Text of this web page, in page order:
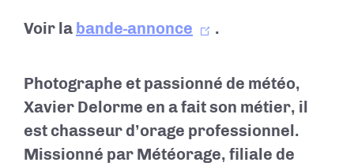
Voir la bande-annonce .
Photographe et passionné de météo,
Xavier Delorme en a fait son métier, il
est chasseur d’orage professionnel.
Missionné par Météorage, filiale de